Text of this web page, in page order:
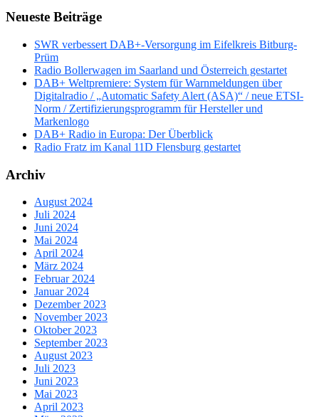
Neueste Beiträge
SWR verbessert DAB+-Versorgung im Eifelkreis Bitburg-
Prüm
Radio Bollerwagen im Saarland und Österreich gestartet
DAB+ Weltpremiere: System für Warnmeldungen über
Digitalradio / „Automatic Safety Alert (ASA)“ / neue ETSI-
Norm / Zertifizierungsprogramm für Hersteller und
Markenlogo
DAB+ Radio in Europa: Der Überblick
Radio Fratz im Kanal 11D Flensburg gestartet
Archiv
August 2024
Juli 2024
Juni 2024
Mai 2024
April 2024
März 2024
Februar 2024
Januar 2024
Dezember 2023
November 2023
Oktober 2023
September 2023
August 2023
Juli 2023
Juni 2023
Mai 2023
April 2023